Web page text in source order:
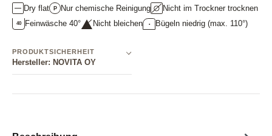
Dry flat P Nur chemische Reinigung Nicht im Trockner trocknen
40 Feinwäsche 40° Nicht bleichen • Bügeln niedrig (max. 110°)
PRODUKTSICHERHEIT
Hersteller: NOVITA OY